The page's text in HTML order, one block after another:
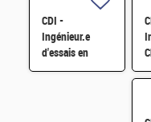
CDI -
Ingénieur.e
d'essais en
mécanique